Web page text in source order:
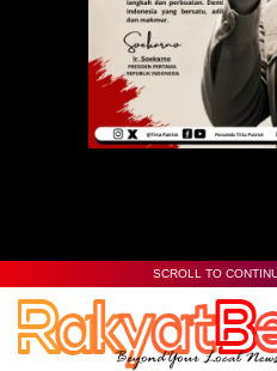
SCROLL TO